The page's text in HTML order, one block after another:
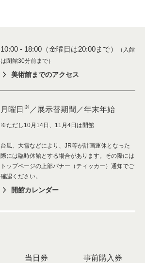
10:00 - 18:00（金曜日は20:00まで）
（入館
は閉館30分前まで）
美術館までのアクセス
月曜日 ※ ／展示替期間／年末年始
※ただし10月14日、11月4日は開館
台風、大雪などにより、JR等が計画運休となった
際には臨時休館とする場合があります。その際には
トップページの上部バナー（ティッカー）通知でご
確認ください。
開館カレンダー
当日券 事前購入券